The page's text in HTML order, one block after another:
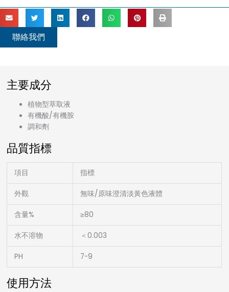
聯絡我們
主要成分
植物型萃取液
有機酸/有機胺
調和劑
品質指標
項目 指標
外觀 無味/原味澄清淡黃色液體
含量% ≥80
水不溶物 ＜0.003
PH 7-9
使用方法